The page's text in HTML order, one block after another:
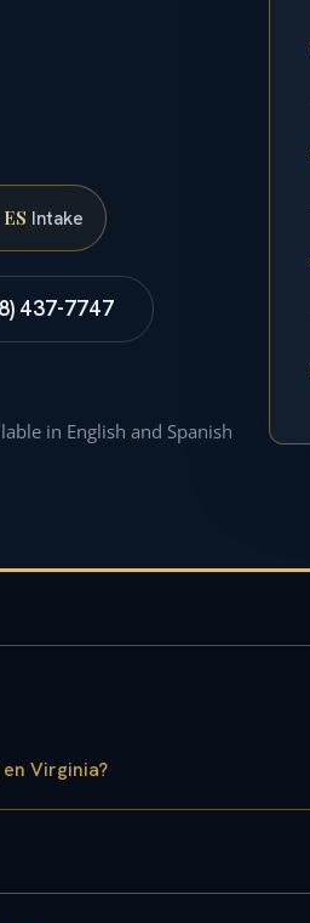
Intake
437-7747
in English and Spanish
Virginia?